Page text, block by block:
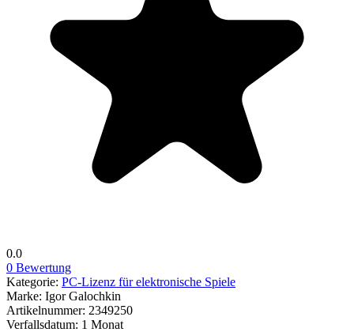
0.0
0 Bewertung
Kategorie: PC-Lizenz für elektronische Spiele
Marke: Igor Galochkin
Artikelnummer: 2349250
Verfallsdatum: 1 Monat